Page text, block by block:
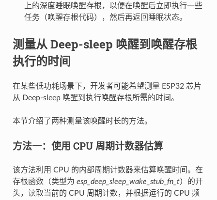
上的深度睡眠唤醒存根，以便在唤醒后立即执行一些
任务（唤醒存根代码），然后再返回睡眠状态。
测量从 Deep-sleep 唤醒到唤醒存根
执行的时间
在某些低功耗场景下，开发者可能希望测量 ESP32 芯片
从 Deep-sleep 唤醒到执行唤醒存根所需的时间。
本节介绍了两种测量该唤醒时长的方法。
方法一：使用 CPU 周期计数器估算
该方法利用 CPU 的内部周期计数器来估算唤醒时间。在
存根函数（类型为 esp_deep_sleep_wake_stub_fn_t）的开
头，读取当前的 CPU 周期计数，并根据运行的 CPU 频